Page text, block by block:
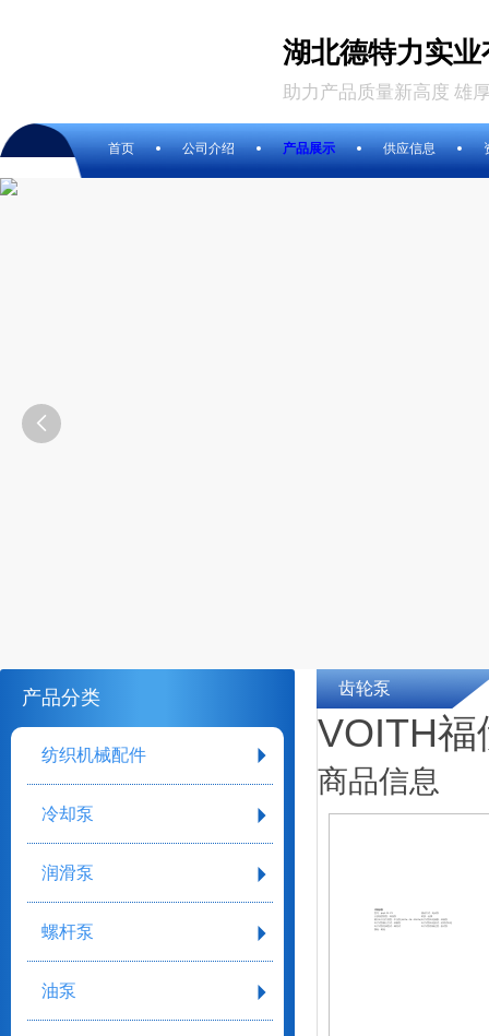
湖北德特力实
助力产品质量新高度 雄
首页 公司介绍 产品展示 供应信息

产品分类
纺织机械配件
冷却泵
润滑泵
螺杆泵
油泵
齿轮泵
VOITH福
商品信息